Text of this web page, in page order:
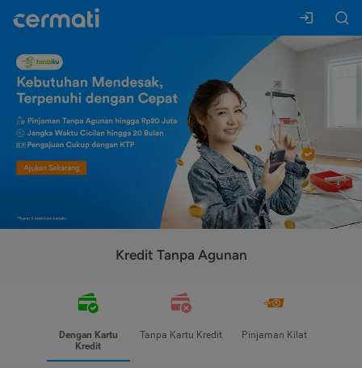
Kredit Tanpa Agunan
Dengan Kartu
Kredit
Tanpa Kartu Kredit Pinjaman Kilat